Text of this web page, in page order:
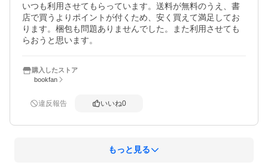
いつも利用させてもらっています。送料が無料のうえ、書
店で買うよりポイントが付くため、安く買えて満足してお
ります。梱包も問題ありませんでした。また利用させても
らおうと思います。
購入したストア
bookfan
違反報告 いいね0
もっと見る